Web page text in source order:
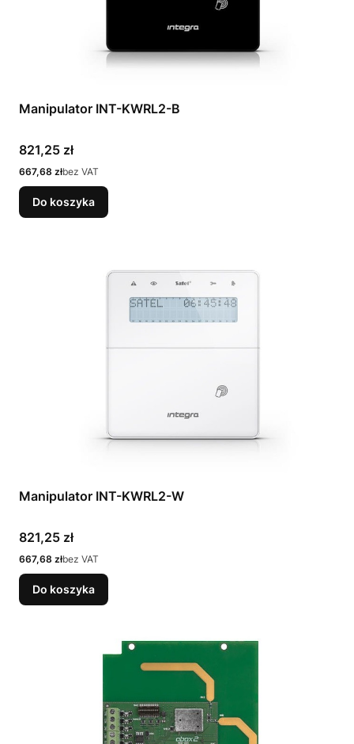
Manipulator INT-KWRL2-B
Cena
821,25 zł
Cena
667,68 złbez VAT
Do koszyka
Manipulator INT-KWRL2-W
Cena
821,25 zł
Cena
667,68 złbez VAT
Do koszyka